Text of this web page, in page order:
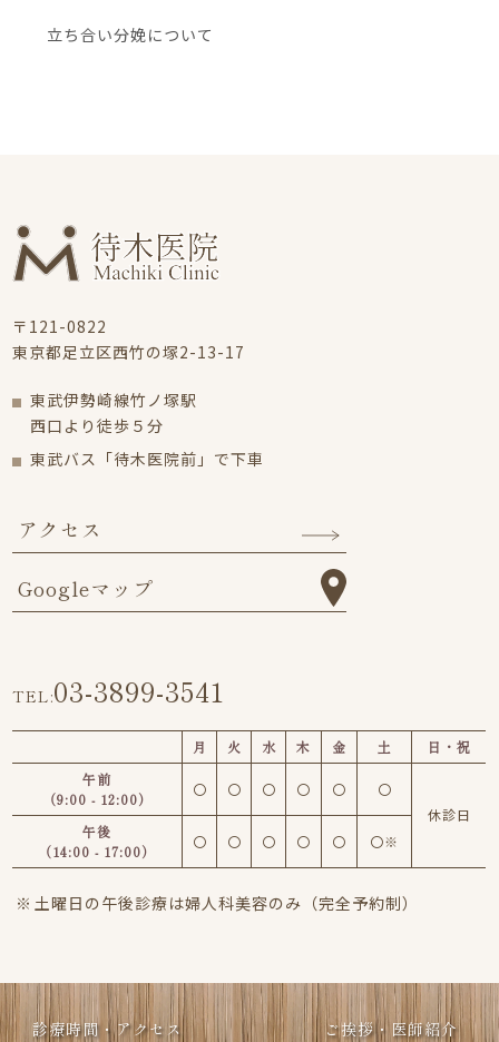
立ち合い分娩について
〒121-0822
東京都足立区西竹の塚2-13-17
東武伊勢崎線竹ノ塚駅
西口より徒歩５分
東武バス「待木医院前」で下車
アクセス
Googleマップ
TEL:03-3899-3541
月 火 水 木 金 土
日・祝
午前
（9:00 - 12:00）
〇 〇 〇 〇 〇
〇
休診日
午後
（14:00 - 17:00）
〇 〇 〇 〇 〇 〇※
土曜日の午後診療は婦人科美容のみ（完全予約制）
診療時間・アクセス ご挨拶・医師紹介